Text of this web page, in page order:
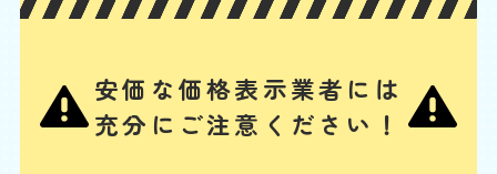
基本料
3,000 W
定
割
引
作業費
3,300
部品代
0
合計 3,300
ノズルや内部のバルブユニットの汚れ・劣化、給水ホースの緩みや劣
化、給水フィルターのつまり、水抜き栓の劣化などが、主な水漏れの原
安価な価格表示業者には
充分にご注意ください！